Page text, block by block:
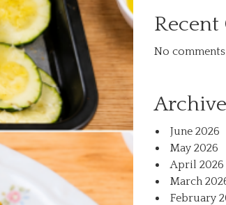
No
June 2026
May 2026
April 2026
March
February